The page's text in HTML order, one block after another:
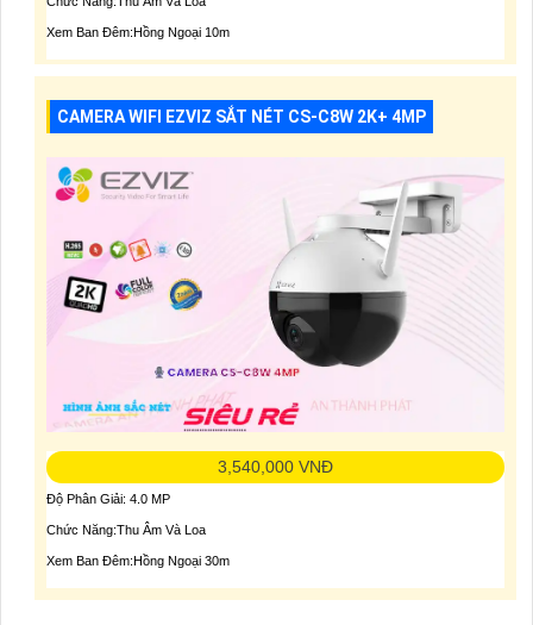
Xem Ban Đêm:Hồng Ngoại 10m
CAMERA WIFI EZVIZ SẮT NÉT CS-C8W 2K+ 4MP
3,540,000 VNĐ
Độ Phân Giải: 4.0 MP
Chức Năng:Thu Âm Và Loa
Xem Ban Đêm:Hồng Ngoại 30m